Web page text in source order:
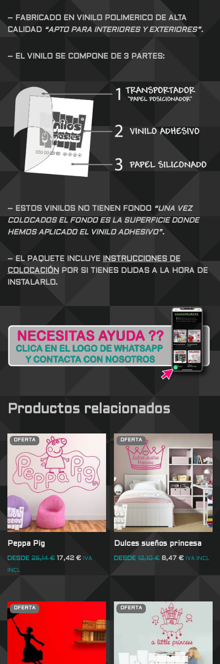
– FABRICADO EN VINILO POLIMERICO DE ALTA
CALIDAD “APTO PARA INTERIORES Y EXTERIORES”.
– EL VINILO SE COMPONE DE 3 PARTES:
– ESTOS VINILOS NO TIENEN FONDO “UNA VEZ
COLOCADOS EL FONDO ES LA SUPERFICIE DONDE
HEMOS APLICADO EL VINILO ADHESIVO”.
– EL PAQUETE INCLUYE
INSTRUCCIONES DE
COLOCACIÓN
POR SI TIENES DUDAS A LA HORA DE
INSTALARLO.
Productos relacionados
OFERTA
Peppa Pig
DESDE 26,14€ 17,42 € IVA
INCL
OFERTA
Dulces sueños princesa
DESDE 12,10€ 8,47€ IVA INCL
OFERTA OFERTA